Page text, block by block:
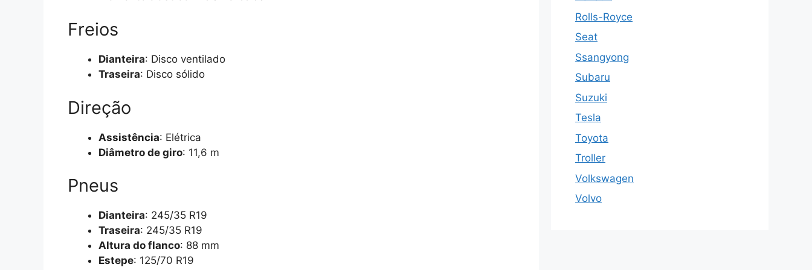
Freios
Dianteira: Disco ventilado
Traseira: Disco sólido
Direção
Assistência: Elétrica
Diâmetro de giro: 11,6 m
Pneus
Dianteira: 245/35 R19
Traseira: 245/35 R19
Altura do flanco: 88 mm
Estepe: 125/70 R19
Rolls-Royce
Seat
Ssangyong
Subaru
Suzuki
Tesla
Toyota
Troller
Volkswagen
Volvo